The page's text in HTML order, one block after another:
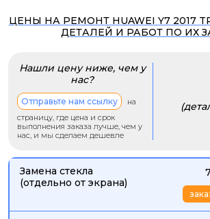
ЦЕНЫ НА РЕМОНТ HUAWEI Y7 2017
ДЕТАЛЕЙ И РАБОТ ПО ИХ
Нашли цену ниже, чем у
нас?
Отправьте нам ссылку
на
страницу, где цена и срок
выполнения заказа лучше, чем у
нас, и мы сделаем дешевле
Замена стекла
(отдельно от экрана)